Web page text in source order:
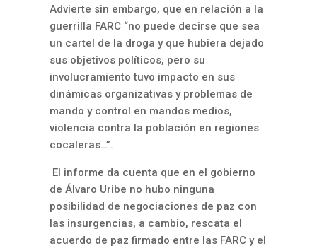
Advierte sin embargo, que en relación a la
guerrilla FARC “no puede decirse que sea
un cartel de la droga y que hubiera dejado
sus objetivos políticos, pero su
involucramiento tuvo impacto en sus
dinámicas organizativas y problemas de
mando y control en mandos medios,
violencia contra la población en regiones
cocaleras…”.
El informe da cuenta que en el gobierno
de Álvaro Uribe no hubo ninguna
posibilidad de negociaciones de paz con
las insurgencias, a cambio, rescata el
acuerdo de paz firmado entre las FARC y el